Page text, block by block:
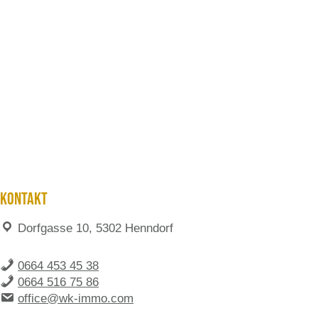
KONTAKT
Dorfgasse 10, 5302 Henndorf
0664 453 45 38
0664 516 75 86
office@wk-immo.com